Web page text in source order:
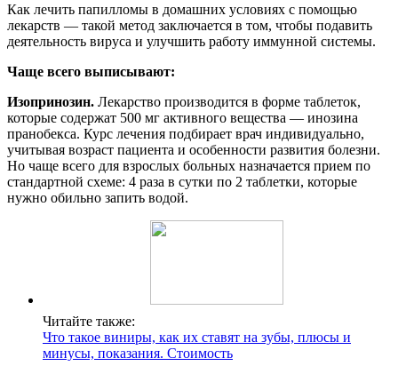
Как лечить папилломы в домашних условиях с помощью
лекарств — такой метод заключается в том, чтобы подавить
деятельность вируса и улучшить работу иммунной системы.
Чаще всего выписывают:
Изопринозин. Лекарство производится в форме таблеток,
которые содержат 500 мг активного вещества — инозина
пранобекса. Курс лечения подбирает врач индивидуально,
учитывая возраст пациента и особенности развития болезни.
Но чаще всего для взрослых больных назначается прием по
стандартной схеме: 4 раза в сутки по 2 таблетки, которые
нужно обильно запить водой.
Читайте также:
Что такое виниры, как их ставят на зубы, плюсы и
минусы, показания. Стоимость